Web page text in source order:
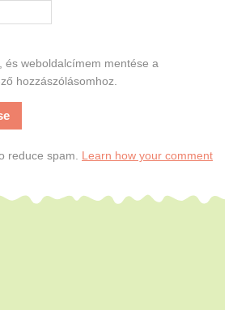
és weboldalcímem mentése a
hozzászólásomhoz.
reduce spam. Learn how your comment